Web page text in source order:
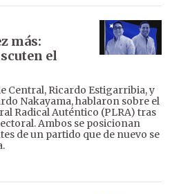
más:
el
Central, Ricardo Estigarribia, y
Nakayama, hablaron sobre el
Radical Auténtico (PLRA) tras
Ambos se posicionan
de un partido que de nuevo se